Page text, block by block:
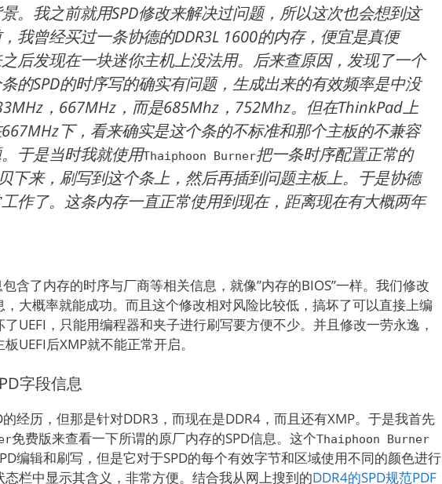
。我之前就用SPD修改来解决过问题，所以这次也会想到这
我曾经买过一条协德的DDR3L 1600的内存，便宜是真便
后发现在一块迷你主机上没法用。后来查原因，发现了一个
的SPD的时序写的确实有问题，生成出来的有效频率是中没
，667MHz，而是685Mhz，752Mhz。但在ThinkPad上
下，看来确实是这个条的不标准和那个主板的不兼容
于是当时我就使用Thaiphoon Burner把一条时序配置正常的
下来，刷写到这个条上，然后再插到问题主板上。于是协德
作了。这条内存一直正常使用到现在，距离现在有大概两年
含了内存的时序与厂商等相关信息，就像”内存的BIOS”一样。我们修改
大概率就能成功。而且这个修改相对风险比较低，搞坏了可以直接上编
UEFI，只能用编程器和夹子进行刷写要方便不少。并且修改一劳永逸，
UEFI后XMP就不能正常开启。
字段信息
经历，但那是针对DDR3，而现在是DDR4，而且还有XMP。于是我首先
免费版来查看一下所谓的原厂内存的SPD信息。这个Thaiphoon Burner
编辑和刷写，但是它对于SPD的每个有效字节和区域使用不同的颜色进行
栏中显示其含义，非常方便。结合我从网上搜到的DDR4的SPD规范PDF